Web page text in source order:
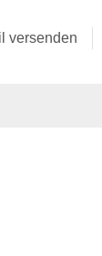
versenden